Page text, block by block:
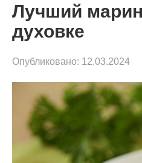
Лучший
духовке
Опубликовано: 12.03.2024